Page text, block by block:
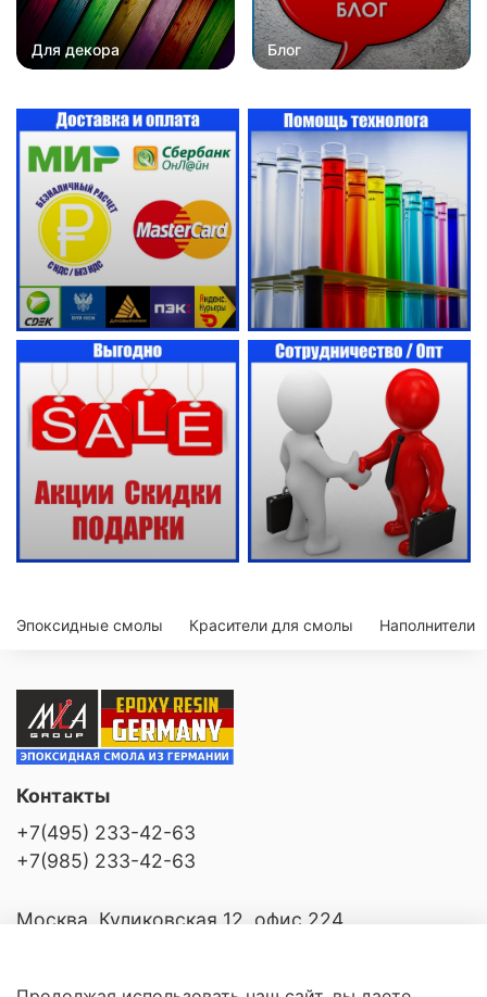
Для декора Блог
Эпоксидные смолы Красители для смолы Наполнители
Контакты
+7(495) 233-42-63
+7(985) 233-42-63
Москва, Куликовская 12, офис 224